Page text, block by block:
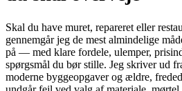
Skal du have muret, repareret eller
gennemgår jeg de mest almindelige
på — med klare fordele, ulemper,
spørgsmål du bør stille. Jeg skriver ud
moderne byggeopgaver og ældre,